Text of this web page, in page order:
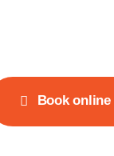
Book online